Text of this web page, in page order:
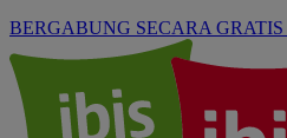
BERGABUNG SECARA GRATIS